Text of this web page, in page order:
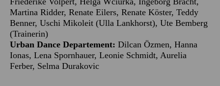
Martina Ridder, Renate Eilers, Renate Köster, Teddy
Benner, Uschi Mikoleit (Ulla Lankhorst), Ute Bemberg
(Trainerin)
Urban Dance Departement: Dilcan Özmen, Hanna
Ionas, Lena Spornhauer, Leonie Schmidt, Aurelia
Ferber, Selma Durakovic